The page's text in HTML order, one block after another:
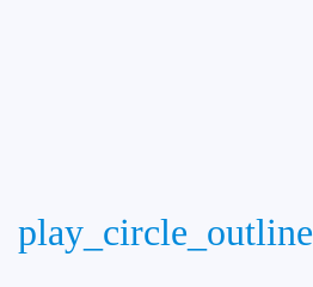
play_circle_outline